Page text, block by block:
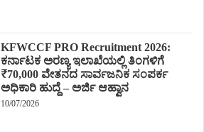
KFWCCF PRO Recruitment 2026:
ಕರ್ನಾಟಕ ಅರಣ್ಯ ಇಲಾಖೆಯಲ್ಲಿ ತಿಂಗಳಿಗೆ
₹70,000 ವೇತನದ ಸಾರ್ವಜನಿಕ ಸಂಪರ್ಕ
ಅಧಿಕಾರಿ ಹುದ್ದೆ – ಅರ್ಜಿ ಆಹ್ವಾನ
10/07/2026